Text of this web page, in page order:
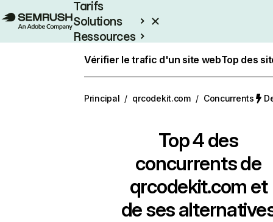
Tarifs
Solutions
Ressources
Vérifier le trafic d'un site webTop des
Principal / qrcodekit.com / Concurrents
Top 4 des
concurrents de
qrcodekit.com et
de ses